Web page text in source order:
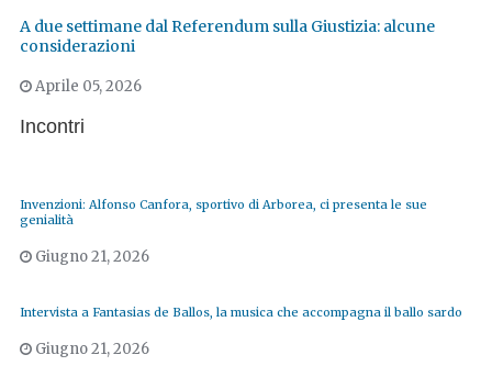
A due settimane dal Referendum sulla Giustizia: alcune
considerazioni
Aprile 05, 2026
Incontri
Invenzioni: Alfonso Canfora, sportivo di Arborea, ci presenta le sue
genialità
Giugno 21, 2026
Intervista a Fantasias de Ballos, la musica che accompagna il ballo sardo
Giugno 21, 2026